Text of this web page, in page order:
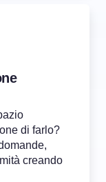
di farlo?
creando